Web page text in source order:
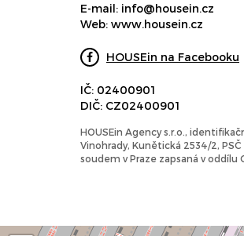
E-mail: info@housein.cz
Web: www.housein.cz
HOUSEin na Facebooku
IČ: 02400901
DIČ: CZ02400901
HOUSEin Agency s.r.o.,
Vinohrady, Kunětická 2534/2,
soudem v Praze zapsaná v oddílu